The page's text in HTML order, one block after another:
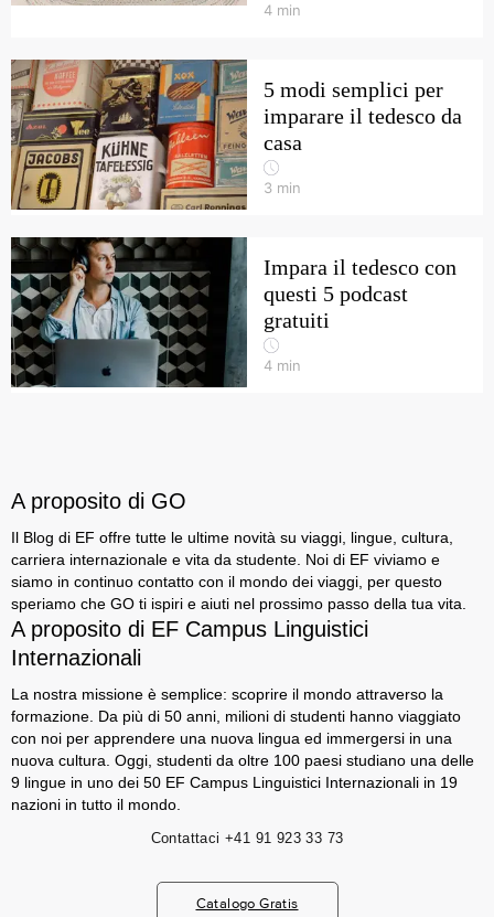
4 min
5 modi semplici per
imparare il tedesco da
casa
3 min
Impara il tedesco con
questi 5 podcast
gratuiti
4 min
A proposito di GO
Il Blog di EF offre tutte le ultime novità su viaggi, lingue, cultura,
carriera internazionale e vita da studente. Noi di EF viviamo e
siamo in continuo contatto con il mondo dei viaggi, per questo
speriamo che GO ti ispiri e aiuti nel prossimo passo della tua vita.
A proposito di EF Campus Linguistici
Internazionali
La nostra missione è semplice: scoprire il mondo attraverso la
formazione. Da più di 50 anni, milioni di studenti hanno viaggiato
con noi per apprendere una nuova lingua ed immergersi in una
nuova cultura. Oggi, studenti da oltre 100 paesi studiano una delle
9 lingue in uno dei 50 EF Campus Linguistici Internazionali in 19
nazioni in tutto il mondo.
Contattaci +41 91 923 33 73
Catalogo Gratis